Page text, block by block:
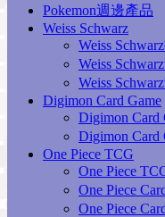
Pokemon週邊產品
Weiss Schwarz
Weiss
Weiss
Weiss
Digimon Card Game
Digimon Card
Digimon Card
One Piece TCG
One Piece
One Piece
One Piece